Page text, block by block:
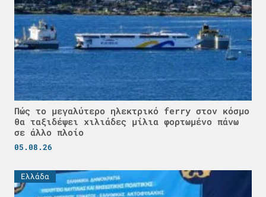
Πώς το μεγαλύτερο ηλεκτρικό ferry στον κόσμο
θα ταξιδέψει χιλιάδες μίλια φορτωμένο πάνω
σε άλλο πλοίο
05.08.26
Ελλάδα